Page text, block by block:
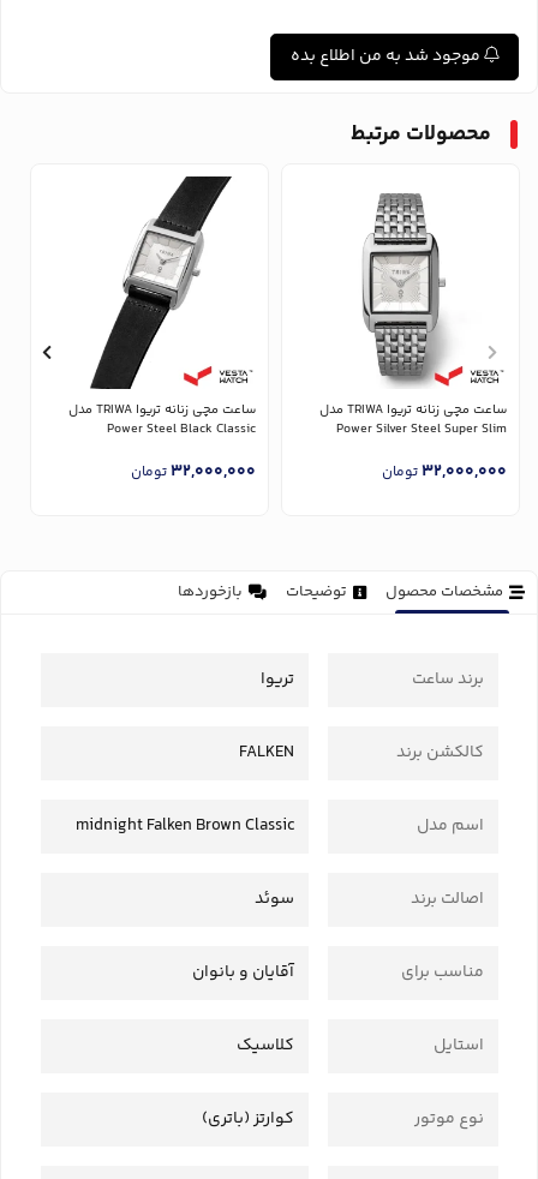
موجود شد به من اطلاع بده
محصولات مرتبط
ساعت مچی زنانه تریوا TRIWA مدل
Power Silver Steel Super Slim
32,000,000تومان
ساعت مچی زنانه تریوا TRIWA مدل
Power Steel Black Classic
32,000,000تومان
مشخصات محصول توضیحات بازخوردها
برند ساعت تریوا
کالکشن برند FALKEN
اسم مدل midnight Falken Brown Classic
اصالت برند سوئد
مناسب برای آقایان و بانوان
استایل کلاسیک
نوع موتور کوارتز (باتری)